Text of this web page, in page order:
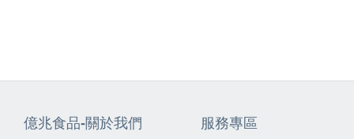
億兆食品-關於我們 服務專區